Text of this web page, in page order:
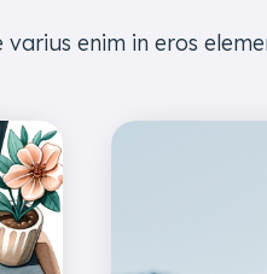
enim in eros